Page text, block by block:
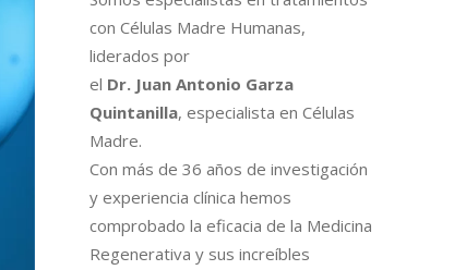
con Células Madre Humanas,
liderados por
el Dr. Juan Antonio Garza
Quintanilla, especialista en Células
Madre.
Con más de 36 años de investigación
y experiencia clínica hemos
comprobado la eficacia de la Medicina
Regenerativa y sus increíbles